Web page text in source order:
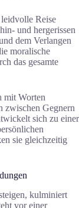
Reise
und hergerissen
dem Verlangen
moralische
das gesamte
mit Worten
zwischen Gegnern
sich zu einer
sie gleichzeitig
kulminiert
vor einer